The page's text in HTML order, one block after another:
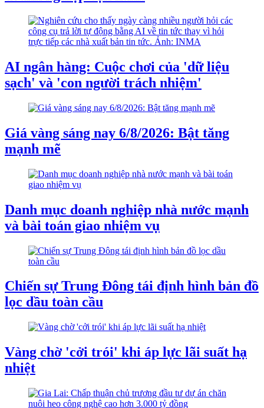
AI ngân hàng: Cuộc chơi của 'dữ liệu
sạch' và 'con người trách nhiệm'
Giá vàng sáng nay 6/8/2026: Bật tăng
mạnh mẽ
Danh mục doanh nghiệp nhà nước mạnh
và bài toán giao nhiệm vụ
Chiến sự Trung Đông tái định hình bản đồ
lọc dầu toàn cầu
Vàng chờ 'cởi trói' khi áp lực lãi suất hạ
nhiệt